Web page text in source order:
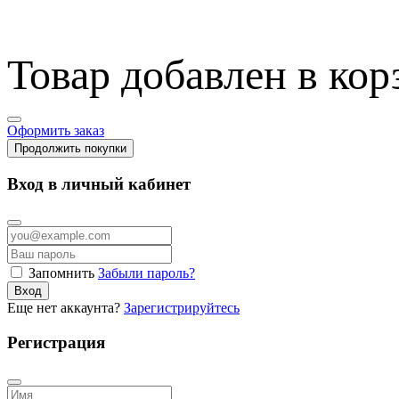
Товар добавлен в
Оформить заказ
Продолжить покупки
Вход в личный кабинет
Запомнить Забыли пароль?
Вход
Еще нет аккаунта? Зарегистрируйтесь
Регистрация